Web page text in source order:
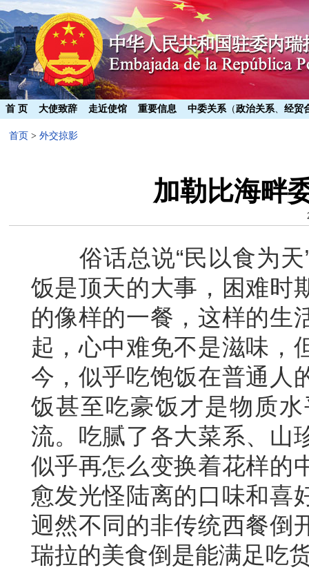
首 页 大使致辞 走近使馆 重要信息 中委关系（政治关系、 经贸
首页 > 外交掠影
加勒比海畔
俗话总说“民以食为天
饭是顶天的大事，困难时
的像样的一餐，这样的生
起，心中难免不是滋味，
今，似乎吃饱饭在普通人
饭甚至吃豪饭才是物质
流。吃腻了各大菜系、山
似乎再怎么变换着花样的
愈发光怪陆离的口味和喜
迥然不同的非传统西餐倒
瑞拉的美食倒是能满足吃